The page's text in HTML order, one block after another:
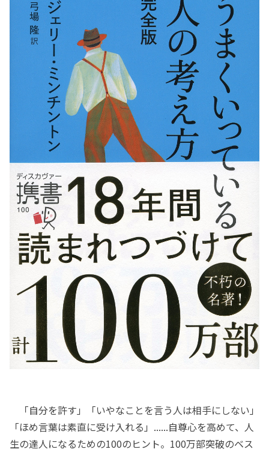
「自分を許す」「いやなことを言う人は相手にしない」
「ほめ言葉は素直に受け入れる」......自尊心を高めて、人
生の達人になるための100のヒント。100万部突破のベス